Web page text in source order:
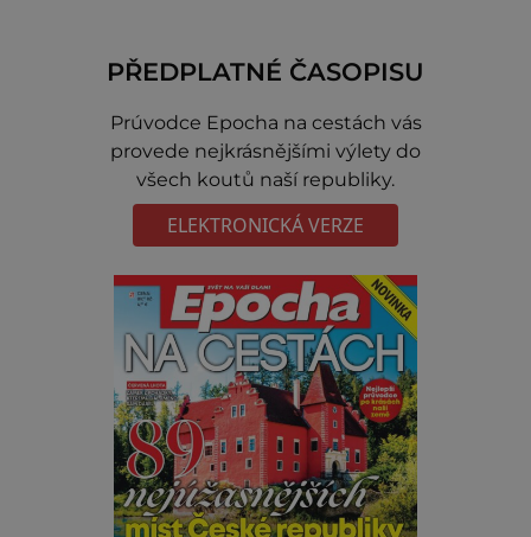
PŘEDPLATNÉ ČASOPISU
Prúvodce Epocha na cestách vás
provede nejkrásnějšími výlety do
všech koutů naší republiky.
ELEKTRONICKÁ VERZE